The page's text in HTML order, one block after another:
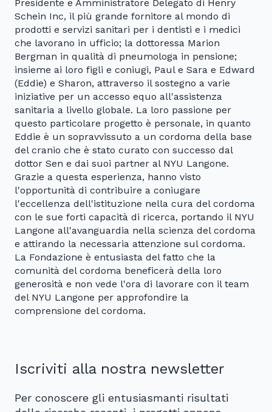
Presidente e Amministratore Delegato di Henry
Schein Inc, il più grande fornitore al mondo di
prodotti e servizi sanitari per i dentisti e i medici
che lavorano in ufficio; la dottoressa Marion
Bergman in qualità di pneumologa in pensione;
insieme ai loro figli e coniugi, Paul e Sara e Edward
(Eddie) e Sharon, attraverso il sostegno a varie
iniziative per un accesso equo all'assistenza
sanitaria a livello globale. La loro passione per
questo particolare progetto è personale, in quanto
Eddie è un sopravvissuto a un cordoma della base
del cranio che è stato curato con successo dal
dottor Sen e dai suoi partner al NYU Langone.
Grazie a questa esperienza, hanno visto
l'opportunità di contribuire a coniugare
l'eccellenza dell'istituzione nella cura del cordoma
con le sue forti capacità di ricerca, portando il NYU
Langone all'avanguardia nella scienza del cordoma
e attirando la necessaria attenzione sul cordoma.
La Fondazione è entusiasta del fatto che la
comunità del cordoma beneficerà della loro
generosità e non vede l'ora di lavorare con il team
del NYU Langone per approfondire la
comprensione del cordoma.
Iscriviti alla nostra newsletter
Per conoscere gli entusiasmanti risultati